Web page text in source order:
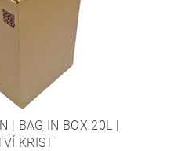
| BAG IN BOX 20L |
KRIST